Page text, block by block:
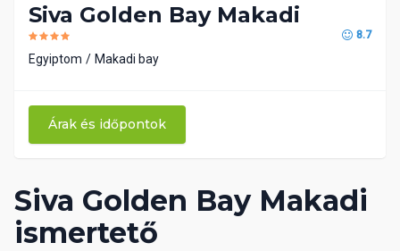
Siva Golden Bay Makadi
ismertető
Siva Golden Bay Makadi
8.7
Egyiptom Makadi bay
Árak és időpontok